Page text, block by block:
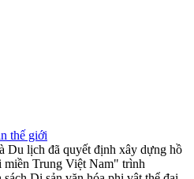
thế giới
Du lịch đã quyết định xây dựng hồ
Trung Việt Nam" trình